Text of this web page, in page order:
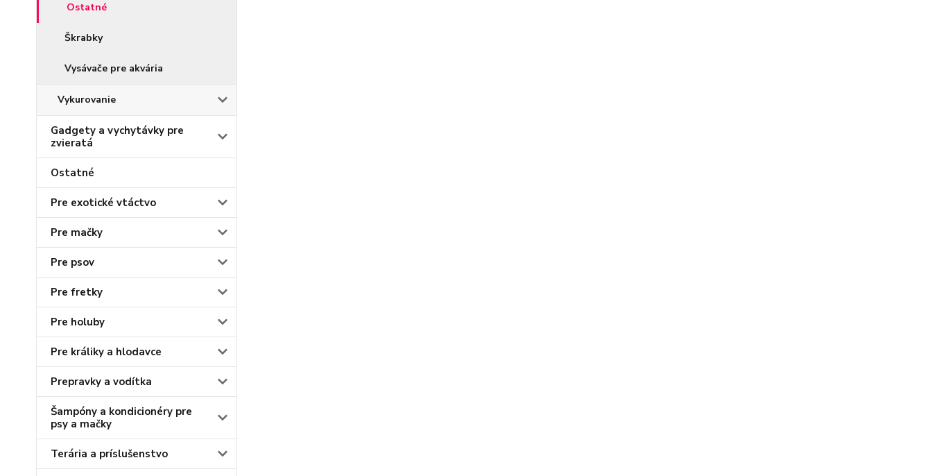
Ostatné
Škrabky
Vysávače pre akvária
Vykurovanie
Gadgety a vychytávky pre
zvieratá
Ostatné
Pre exotické vtáctvo
Pre mačky
Pre psov
Pre fretky
Pre holuby
Pre králiky a hlodavce
Prepravky a vodítka
Šampóny a kondicionéry pre
psy a mačky
Terária a príslušenstvo